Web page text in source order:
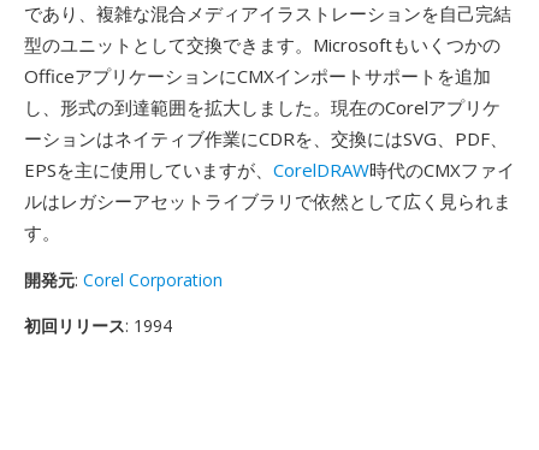
であり、複雑な混合メディアイラストレーションを自己完結
型のユニットとして交換できます。Microsoftもいくつかの
OfficeアプリケーションにCMXインポートサポートを追加
し、形式の到達範囲を拡大しました。現在のCorelアプリケ
ーションはネイティブ作業にCDRを、交換にはSVG、PDF、
EPSを主に使用していますが、 CorelDRAW時代のCMXファイ
ルはレガシーアセットライブラリで依然として広く見られま
す。
開発元: Corel Corporation
初回リリース: 1994